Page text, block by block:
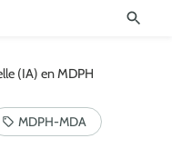
(IA) en MDPH